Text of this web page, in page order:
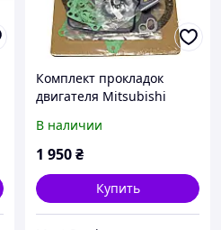
Комплект прокладок
двигателя Mitsubishi
AEF01208A0024B
В наличии
1 950₴
Купить